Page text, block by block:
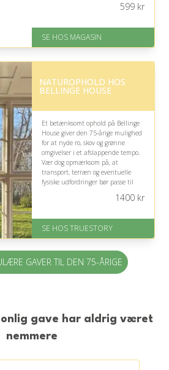
af 5
599kr
SE HOS MAGASIN
NATUROPHOLD HOS
BELLINGE HOUSE
Et betænksomt ophold på Bellinge
House giver den 75-årige mulighed
for at nyde ro, skov og grønne
omgivelser i et afslappende tempo.
Vær dog opmærksom på, at
transport, terræn og eventuelle
fysiske udfordringer bør passe til
Eller lav digitalt gavekort med det
Fremragende Trustpilot rating
på 4.7 ud af 5
1400kr
SE HOS TRUESTORY
GAVER TIL DEN 75-ÅRIGE
gave har aldrig været
nemmere